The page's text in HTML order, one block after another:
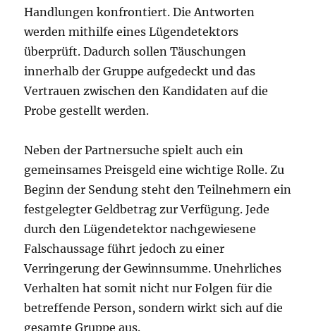
Handlungen konfrontiert. Die Antworten
werden mithilfe eines Lügendetektors
überprüft. Dadurch sollen Täuschungen
innerhalb der Gruppe aufgedeckt und das
Vertrauen zwischen den Kandidaten auf die
Probe gestellt werden.
Neben der Partnersuche spielt auch ein
gemeinsames Preisgeld eine wichtige Rolle. Zu
Beginn der Sendung steht den Teilnehmern ein
festgelegter Geldbetrag zur Verfügung. Jede
durch den Lügendetektor nachgewiesene
Falschaussage führt jedoch zu einer
Verringerung der Gewinnsumme. Unehrliches
Verhalten hat somit nicht nur Folgen für die
betreffende Person, sondern wirkt sich auf die
gesamte Gruppe aus.